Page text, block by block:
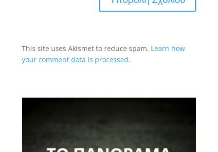
This site uses Akismet to reduce spam. Learn how
your comment data is processed.